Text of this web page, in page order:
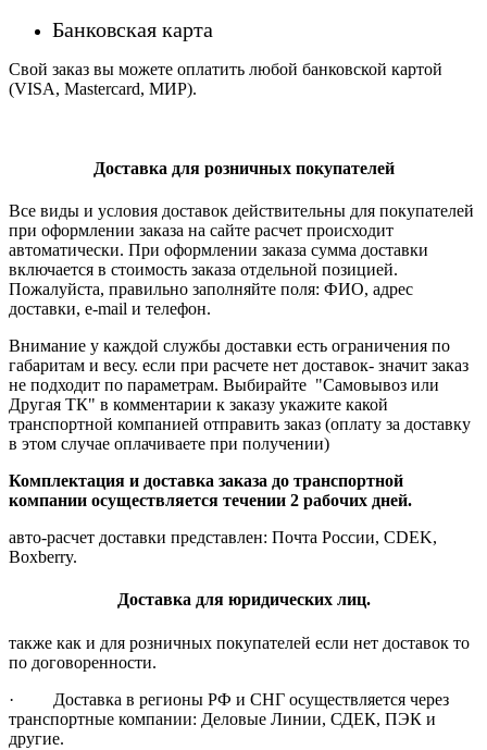
Банковская карта
Свой заказ вы можете оплатить любой банковской картой
(VISA, Mastercard, МИР).
Доставка для розничных покупателей
Все виды и условия доставок действительны для покупателей
при оформлении заказа на сайте расчет происходит
автоматически. При оформлении заказа сумма доставки
включается в стоимость заказа отдельной позицией.
Пожалуйста, правильно заполняйте поля: ФИО, адрес
доставки, e-mail и телефон.
Внимание у каждой службы доставки есть ограничения по
габаритам и весу. если при расчете нет доставок- значит заказ
не подходит по параметрам. Выбирайте "Самовывоз или
Другая ТК" в комментарии к заказу укажите какой
транспортной компанией отправить заказ (оплату за доставку
в этом случае оплачиваете при получении)
Комплектация и доставка заказа до транспортной
компании осуществляется течении 2 рабочих дней.
авто-расчет доставки представлен: Почта России, CDEK,
Boxberry.
Доставка для юридических лиц.
также как и для розничных покупателей если нет доставок то
по договоренности.
· Доставка в регионы РФ и СНГ осуществляется через
транспортные компании: Деловые Линии, СДЕК, ПЭК и
другие.